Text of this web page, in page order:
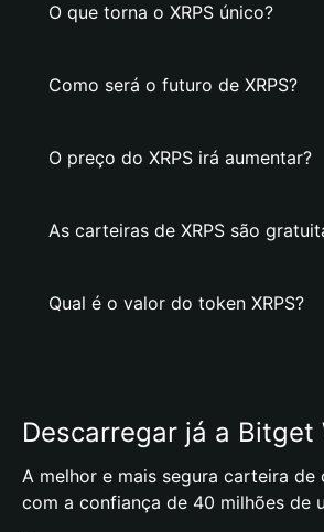
O que torna o XRPS único?
Como será o futuro de XRPS?
O preço do XRPS irá aumentar?
As carteiras de XRPS são
Qual é o valor do token XRPS?
Descarregar já a Bitget
A melhor e mais segura carteira de
com a confiança de 40 milhões de